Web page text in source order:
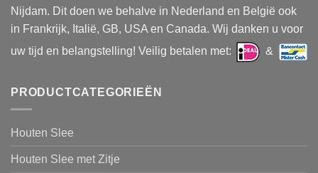
Nijdam. Dit doen we behalve in Nederland en België ook
in Frankrijk, Italië, GB, USA en Canada. Wij danken u voor
uw tijd en belangstelling! Veilig betalen met:
&
PRODUCTCATEGORIEËN
Houten Slee
Houten Slee met Zitje